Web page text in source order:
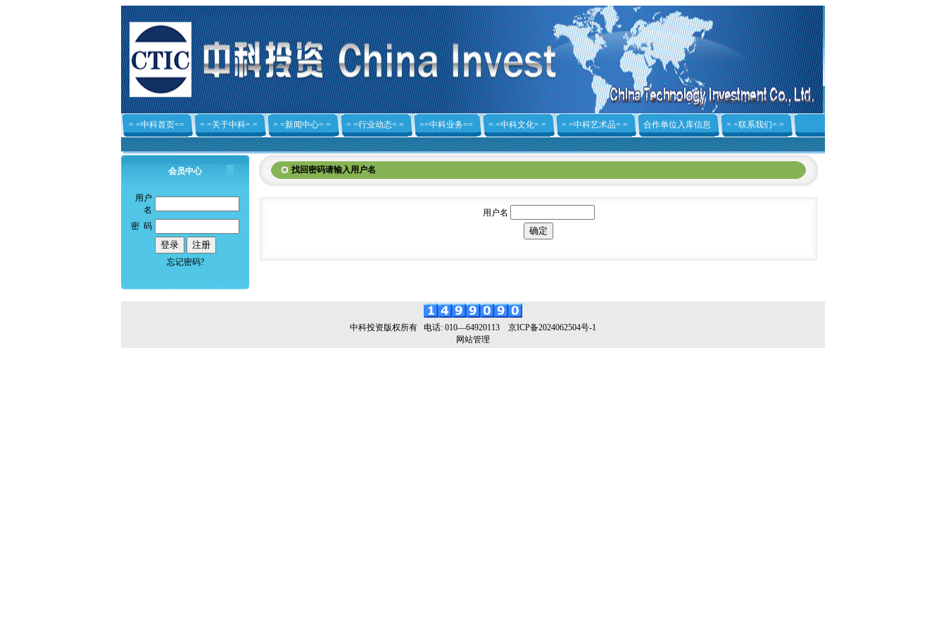
= =中科首页== = =关于中科= = = =新闻中心= = = =行业动态= = ==中科业务== = =中科文化= = = =中科艺术品= = 合作单位入库信息 = =联系我们= =
会员中心
用户
名
密 码
忘记密码?
找回密码请输入用户名
用户名
中科投资版权所有 电话: 010—64920113 京ICP备2024062504号-1
网站管理